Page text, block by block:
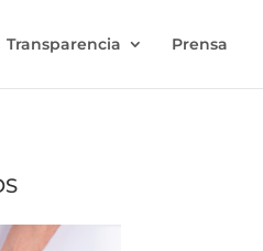
Transparencia Prensa